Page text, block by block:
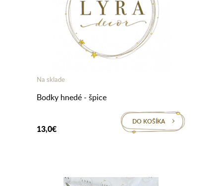
Na sklade
Bodky hnedé - špice
13,0€
DO KOŠÍKA